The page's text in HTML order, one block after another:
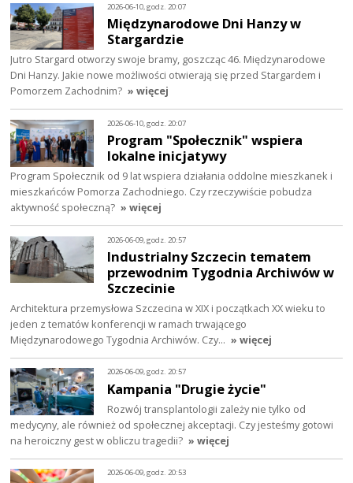
2026-06-10, godz. 20:07
Międzynarodowe Dni Hanzy w
Stargardzie
Jutro Stargard otworzy swoje bramy, goszcząc 46. Międzynarodowe
Dni Hanzy. Jakie nowe możliwości otwierają się przed Stargardem i
Pomorzem Zachodnim? » więcej
2026-06-10, godz. 20:07
Program "Społecznik" wspiera
lokalne inicjatywy
Program Społecznik od 9 lat wspiera działania oddolne mieszkanek i
mieszkańców Pomorza Zachodniego. Czy rzeczywiście pobudza
aktywność społeczną? » więcej
2026-06-09, godz. 20:57
Industrialny Szczecin tematem
przewodnim Tygodnia Archiwów w
Szczecinie
Architektura przemysłowa Szczecina w XIX i początkach XX wieku to
jeden z tematów konferencji w ramach trwającego
Międzynarodowego Tygodnia Archiwów. Czy… » więcej
2026-06-09, godz. 20:57
Kampania "Drugie życie"
Rozwój transplantologii zależy nie tylko od
medycyny, ale również od społecznej akceptacji. Czy jesteśmy gotowi
na heroiczny gest w obliczu tragedii? » więcej
2026-06-09, godz. 20:53